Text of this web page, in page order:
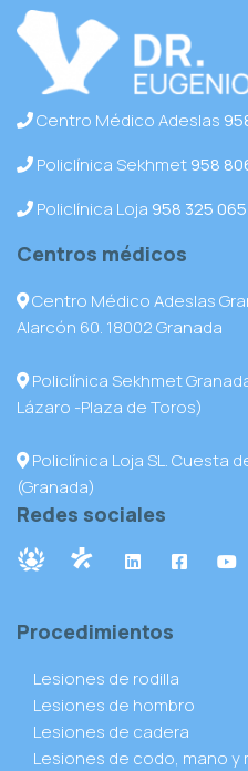
Centro Médico Adeslas
Policlínica Sekhmet958
Policlínica Loja 958 325 065
Centros médicos
Centro Médico Adeslas
Alarcón 60. 18002 Granada
Policlínica Sekhmet
Lázaro -Plaza de Toros)
Policlínica Loja SL. Cuesta
(Granada)
Redes sociales
Procedimientos
Lesiones de rodilla
Lesiones de hombro
Lesiones de cadera
Lesiones de codo, mano y